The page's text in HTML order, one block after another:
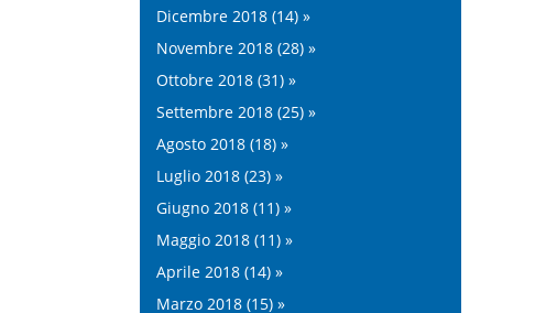
Dicembre 2018 (14) »
Novembre 2018 (28) »
Ottobre 2018 (31) »
Settembre 2018 (25) »
Agosto 2018 (18) »
Luglio 2018 (23) »
Giugno 2018 (11) »
Maggio 2018 (11) »
Aprile 2018 (14) »
Marzo 2018 (15) »